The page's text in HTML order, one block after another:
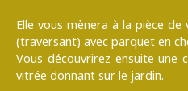
Elle vous mènera à la pièce
(traversant) avec parquet en
Vous découvrirez ensuite une
vitrée donnant sur le jardin.